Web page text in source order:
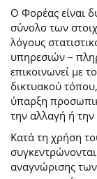
Ο Φορέας είναι
σύνολο των
λόγους
υπηρεσιών –
επικοινωνεί με
δικτυακού
ύπαρξη
την αλλαγή ή
Κατά τη χρήση
αναγνώρισης